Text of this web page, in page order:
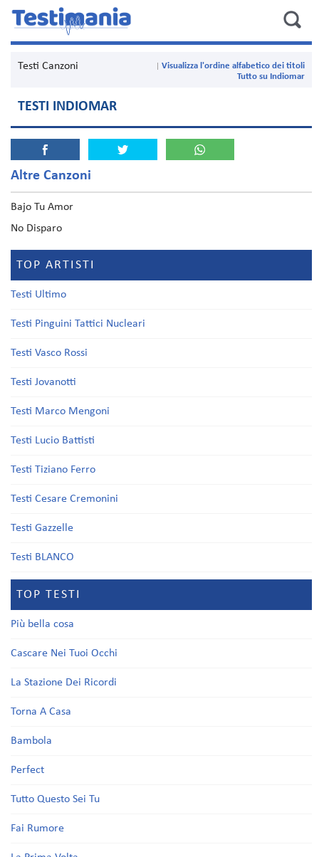
Testi Canzoni
Visualizza l'ordine alfabetico dei titoli
Tutto su Indiomar
TESTI INDIOMAR
Altre Canzoni
Bajo Tu Amor
No Disparo
TOP ARTISTI
Testi Ultimo
Testi Pinguini Tattici Nucleari
Testi Vasco Rossi
Testi Jovanotti
Testi Marco Mengoni
Testi Lucio Battisti
Testi Tiziano Ferro
Testi Cesare Cremonini
Testi Gazzelle
Testi BLANCO
TOP TESTI
Più bella cosa
Cascare Nei Tuoi Occhi
La Stazione Dei Ricordi
Torna A Casa
Bambola
Perfect
Tutto Questo Sei Tu
Fai Rumore